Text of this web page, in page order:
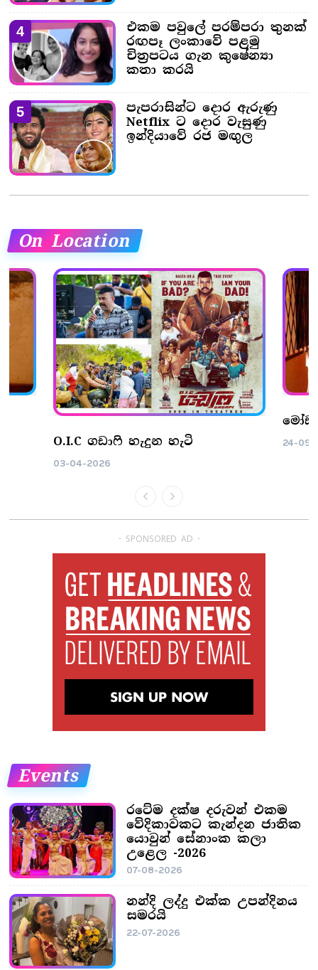
4
එකම පවුලේ පරම්පරා තුනක්
රඟපෑ ලංකාවේ පළමු
චිත්‍රපටය ගැන කුෂේන්‍යා
කතා කරයි
5
පැපරාසින්ට දොර ඇරුණු
Netflix ට දොර වැසුණු
ඉන්දියාවේ රජ මඟුල
On Location
O.I.C ගඩාෆි හැදුන හැටි
03-04-2026
මෝඩ
24-09-
- SPONSORED AD -
Events
රටේම දක්ෂ දරුවන් එකම
වේදිකාවකට කැන්දන ජාතික
යොවුන් සේනාංක කලා
උළෙල -2026
07-08-2026
නන්දි ලද්දු එක්ක උපන්දිනය
සමරයි
22-07-2026